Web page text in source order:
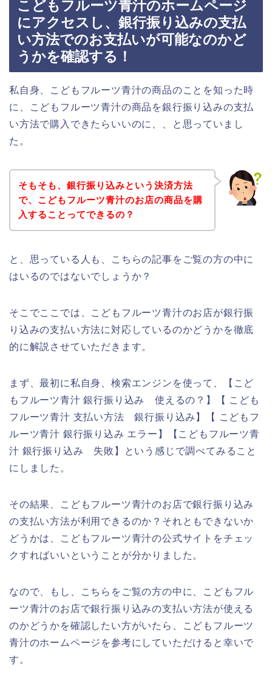
こどもフルーツ青汁のホームページ
にアクセスし、銀行振り込みの支払
い方法でのお支払いが可能なのかど
うかを確認する！
私自身、こどもフルーツ青汁の商品のことを知った時
に、こどもフルーツ青汁の商品を銀行振り込みの支払
い方法で購入できたらいいのに、、と思っていまし
た。
そもそも、銀行振り込みという決済方法
で、こどもフルーツ青汁のお店の商品を購
入することってできるの？
と、思っている人も、こちらの記事をご覧の方の中に
はいるのではないでしょうか？
そこでここでは、こどもフルーツ青汁のお店が銀行振
り込みの支払い方法に対応しているのかどうかを徹底
的に解説させていただきます。
まず、最初に私自身、検索エンジンを使って、【こど
もフルーツ青汁 銀行振り込み 使えるの？】【 こども
フルーツ青汁 支払い方法 銀行振り込み】【 こどもフ
ルーツ青汁 銀行振り込み エラー】【こどもフルーツ青
汁 銀行振り込み 失敗】という感じで調べてみること
にしました。
その結果、こどもフルーツ青汁のお店で銀行振り込み
の支払い方法が利用できるのか？それともできないか
どうかは、こどもフルーツ青汁の公式サイトをチェッ
クすればいいということが分かりました。
なので、もし、こちらをご覧の方の中に、こどもフル
ーツ青汁のお店で銀行振り込みの支払い方法が使える
のかどうかを確認したい方がいたら、こどもフルーツ
青汁のホームページを参考にしていただけると幸いで
す。